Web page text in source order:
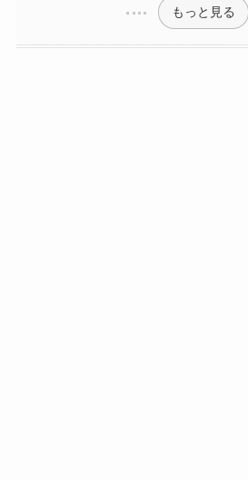
もっと見る